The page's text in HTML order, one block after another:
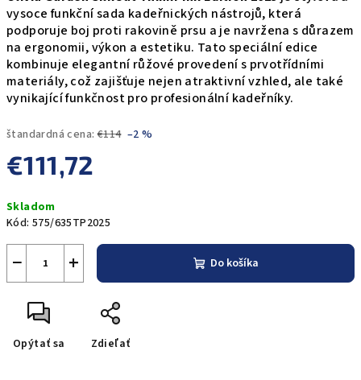
vysoce funkční sada kadeřnických nástrojů, která
podporuje boj proti rakovině prsu a je navržena s důrazem
na ergonomii, výkon a estetiku. Tato speciální edice
kombinuje elegantní růžové provedení s prvotřídními
materiály, což zajišťuje nejen atraktivní vzhled, ale také
vynikající funkčnost pro profesionální kadeřníky.
štandardná cena: €114 –2 %
€111,72
cena:
Skladom
Kód: 575/635TP2025
+
− Do košíka
Opýtať sa Zdieľať